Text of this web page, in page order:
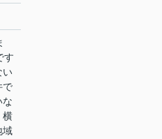
す
い
で
な
横
域